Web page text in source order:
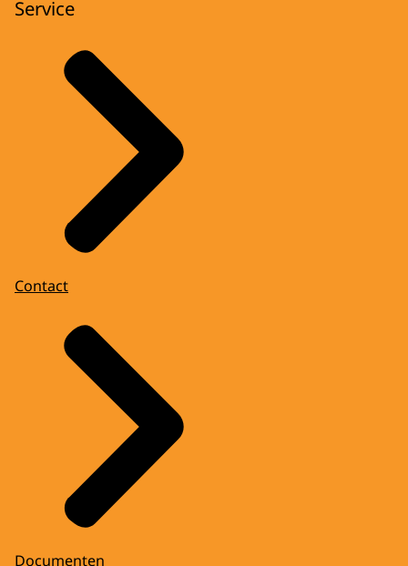
Service
Contact
Documenten